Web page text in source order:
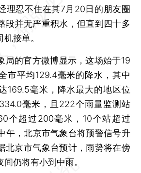
理忍不住在其7月20日的朋友圈
段并无严重积水，但直到四十多
接单。
的官方微博显示，这场始于19
市平均129.4毫米的降水，其中
169.5毫米，降水最大的地区位
毫米，且222个雨量监测站
个超过200毫米，10个站超过
午，北京市气象台将预警信号升
北京市气象台预计，雨势将在傍
仍将有小到中雨。